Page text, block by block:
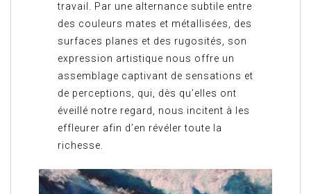
travail. Par une alternance subtile entre
des couleurs mates et métallisées, des
surfaces planes et des rugosités, son
expression artistique nous offre un
assemblage captivant de sensations et
de perceptions, qui, dès qu’elles ont
éveillé notre regard, nous incitent à les
effleurer afin d’en révéler toute la
richesse.